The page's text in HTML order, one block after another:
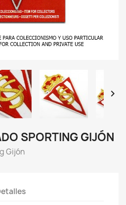

SPORTING GIJÓN
Gijón